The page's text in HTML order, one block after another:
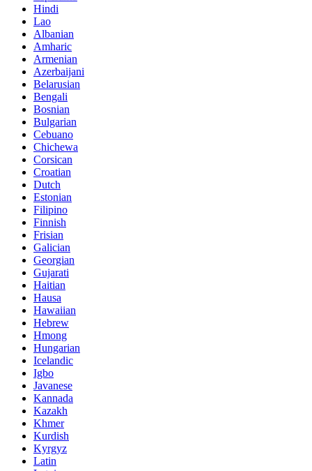
Hindi
Lao
Albanian
Amharic
Armenian
Azerbaijani
Belarusian
Bengali
Bosnian
Bulgarian
Cebuano
Chichewa
Corsican
Croatian
Dutch
Estonian
Filipino
Finnish
Frisian
Galician
Georgian
Gujarati
Haitian
Hausa
Hawaiian
Hebrew
Hmong
Hungarian
Icelandic
Igbo
Javanese
Kannada
Kazakh
Khmer
Kurdish
Kyrgyz
Latin